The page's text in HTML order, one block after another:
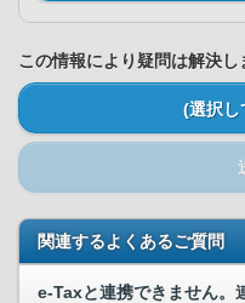
この情報により疑問は解決し
(選択し
関連するよくあるご質問
e-Taxと連携できません。